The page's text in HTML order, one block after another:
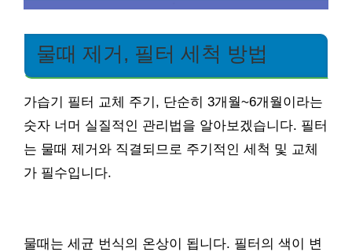
물때 제거, 필터 세척 방법
가습기 필터 교체 주기, 단순히 3개월~6개월이라는
숫자 너머 실질적인 관리법을 알아보겠습니다. 필터
는 물때 제거와 직결되므로 주기적인 세척 및 교체
가 필수입니다.
물때는 세균 번식의 온상이 됩니다. 필터의 색이 변